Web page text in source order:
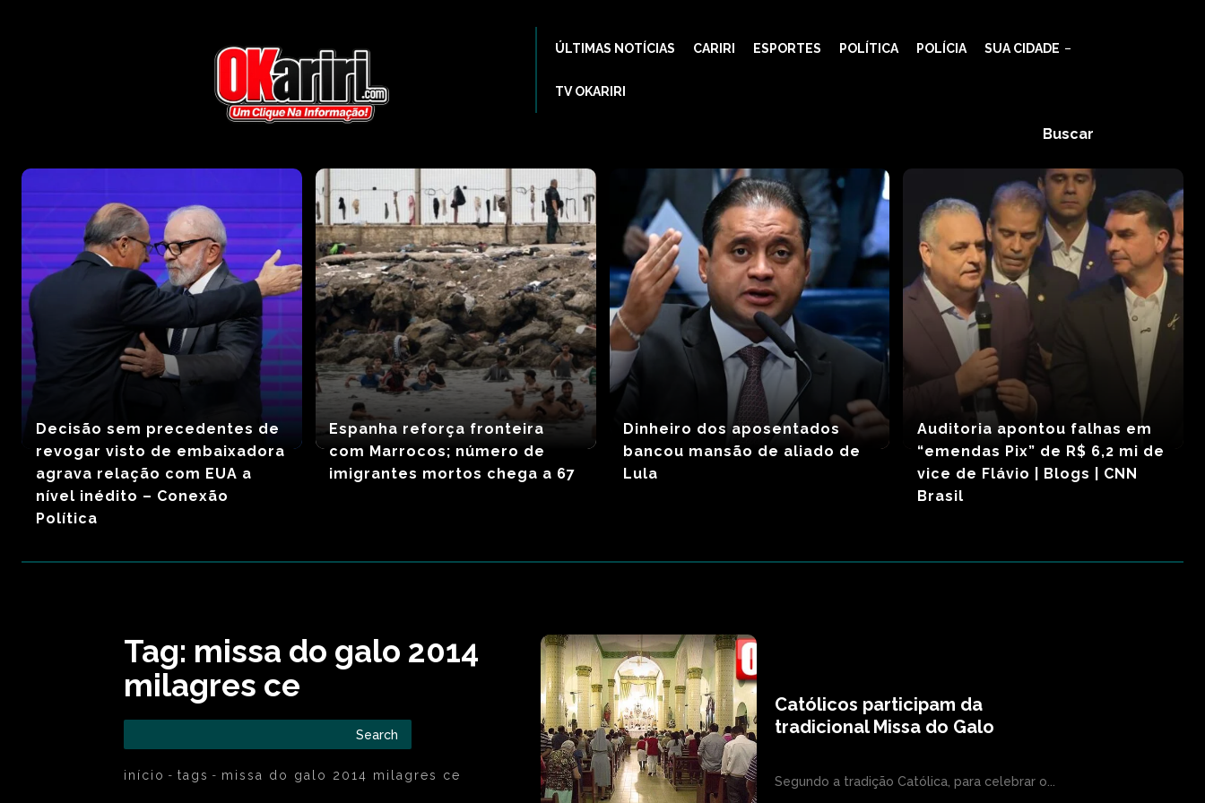
ÚLTIMAS NOTÍCIAS CARIRI ESPORTES POLÍTICA POLÍCIA SUA CIDADE
TV OKARIRI
Buscar
Decisão sem precedentes de
revogar visto de embaixadora
agrava relação com EUA a
nível inédito – Conexão
Política
Espanha reforça fronteira
com Marrocos; número de
imigrantes mortos chega a 67
Dinheiro dos aposentados
bancou mansão de aliado de
Lula
Auditoria apontou falhas em
“emendas Pix” de R$ 6,2 mi de
vice de Flávio | Blogs | CNN
Brasil
Tag: missa do galo 2014
milagres ce
Search
início tags missa do galo 2014 milagres ce
Católicos participam da
tradicional Missa do Galo
Segundo a tradição Católica, para celebrar o...